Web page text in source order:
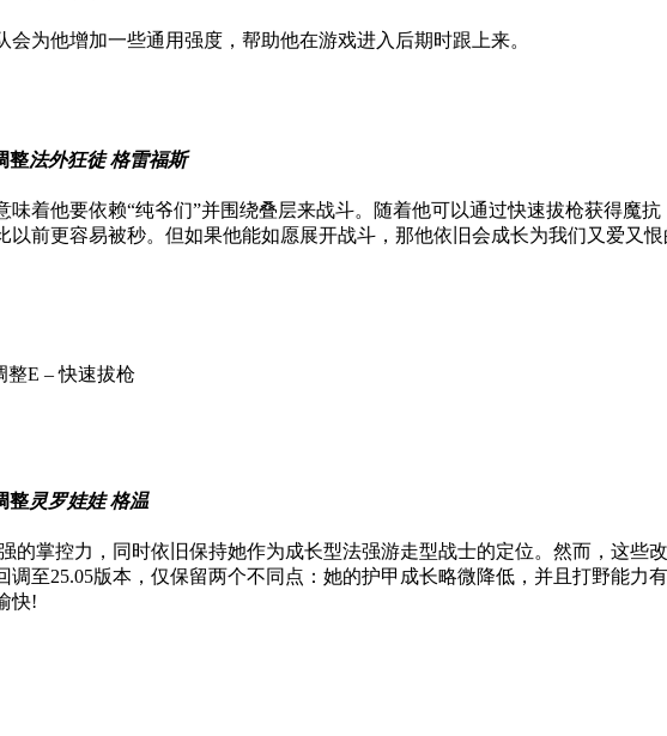
他增加一些通用强度，帮助他在游戏进入后期时跟上来。
法外狂徒 格雷福斯
他要依赖“纯爷们”并围绕叠层来战斗。随着他可以通过快速拔枪获得魔抗
前更容易被秒。但如果他能如愿展开战斗，那他依旧会成长为我们又爱又恨
E – 快速拔枪
灵罗娃娃 格温
掌控力，同时依旧保持她作为成长型法强游走型战士的定位。然而，这些
至25.05版本，仅保留两个不同点：她的护甲成长略微降低，并且打野能力
快!